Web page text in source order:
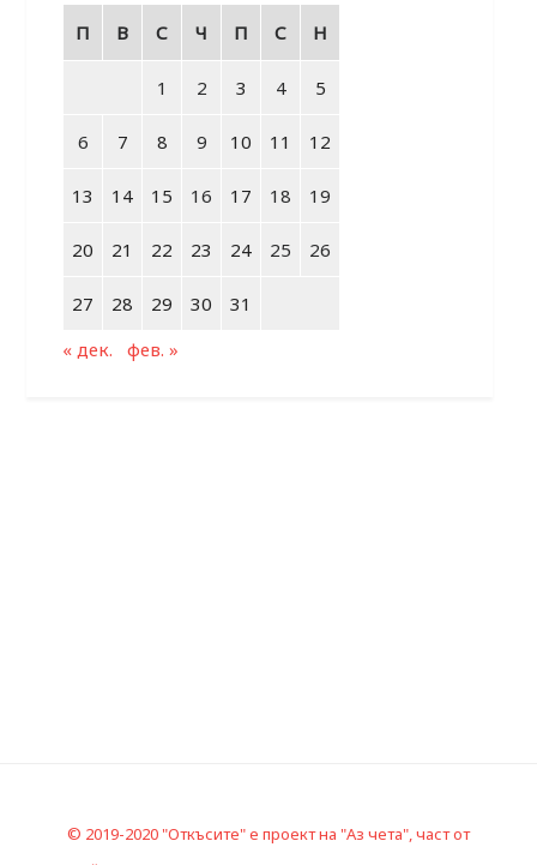
П
В С Ч П С Н
1 2 3 4 5
6 7 8 9 10 11 12
13 14 15 16 17 18 19
20 21 22 23 24 25 26
27 28 29 30
31
« дек.
фев. »
© 2019-2020 "Откъсите" е проект на "Аз чета", част от